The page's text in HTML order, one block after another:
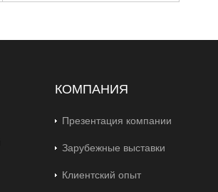
КОМПАНИЯ
Презентация компании
Зарубежные выставки
Клиентский опыт